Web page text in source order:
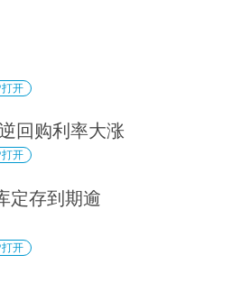
开
回购利率大涨
开
定存到期逾
开